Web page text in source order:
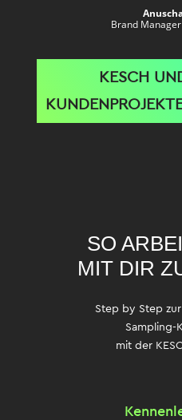
Brand
KESCH
SO
MIT DIR
Step by Step
Sampling-
mit der